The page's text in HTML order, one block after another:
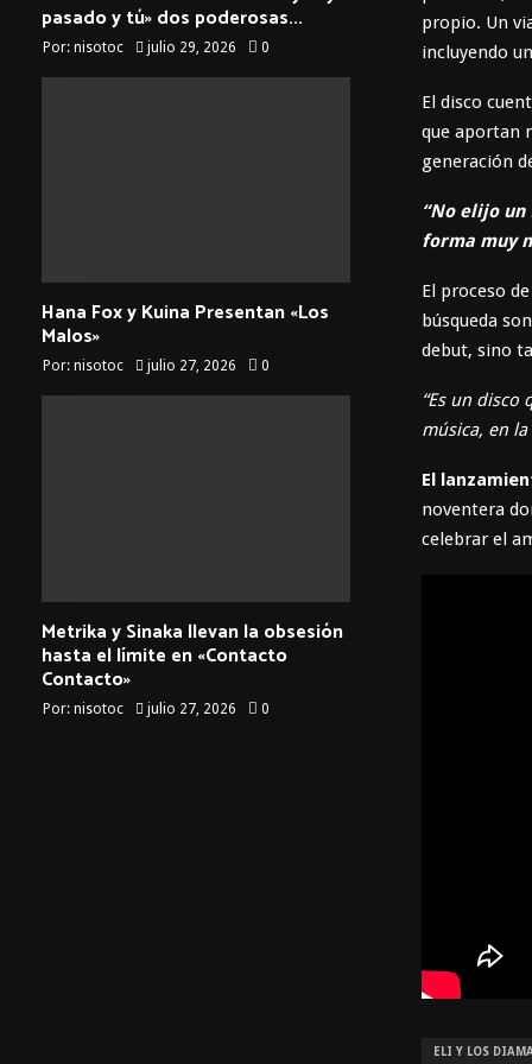
propio. Un
incluyendo
El disco
que aportan
generación
“No elijo un
forma muy
El proceso
búsqueda
debut, sino
“Es un
música, en
El
noventera
celebrar el
ELI Y LOS
pasado y tú» dos poderosas...
Por: nisotoc julio 29, 2026 0
Hana Fox y Kuina Presentan «Los
Malos»
Por: nisotoc julio 27, 2026 0
Metrika y Sinaka llevan la obsesión
hasta el límite en «Contacto
Contacto»
Por: nisotoc julio 27, 2026 0